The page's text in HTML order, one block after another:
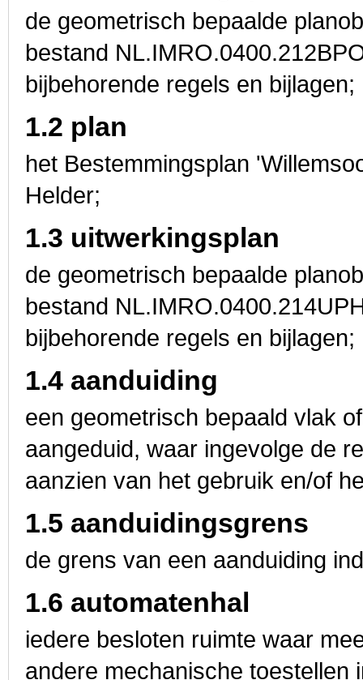
de geometrisch bepaalde
bestand
bijbehorende regels en bijlagen;
1.2 plan
het Bestemmingsplan
Helder;
1.3 uitwerkingsplan
de geometrisch bepaalde
bestand
bijbehorende regels en bijlagen;
1.4 aanduiding
een geometrisch bepaald vlak
aangeduid, waar ingevolge de
aanzien van het gebruik en/of
1.5 aanduidingsgrens
de grens van een aanduiding
1.6 automatenhal
iedere besloten ruimte waar
andere mechanische toestellen